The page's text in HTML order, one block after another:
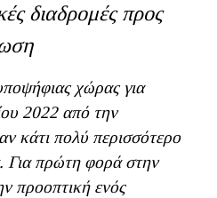
διαδρομές προς
χώρας για
2022 από την
κάτι πολύ περισσότερο
Για πρώτη φορά στην
προοπτική ενός